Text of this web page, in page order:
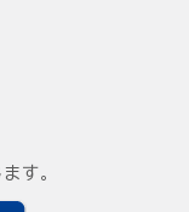
す。